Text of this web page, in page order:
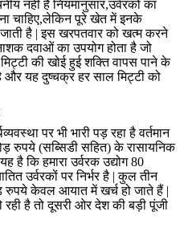
नहीं है नियमानुसार,उर्वरकों का
चाहिए,लेकिन पूरे खेत में इनके
है | इस खरपतवार को खत्म करने
दवाओं का उपयोग होता है जो
की खोई हुई शक्ति वापस पाने के
यह दुष्चक्र हर साल मिट्टी को
पर भी भारी पड़ रहा है वर्तमान
रुपये (सब्सिडी सहित) के रासायनिक
है कि हमारा उर्वरक उद्योग 80
उर्वरकों पर निर्भर है | कुल तीन
केवल आयात में खर्च हो जाते हैं |
है तो दूसरी ओर देश की बड़ी पूंजी